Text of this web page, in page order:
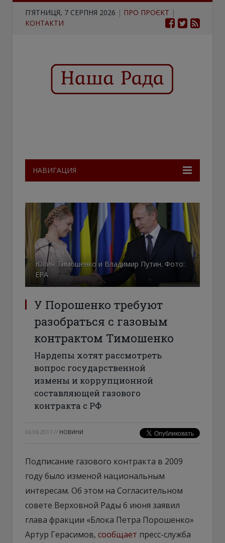
П'ЯТНИЦЯ, 7 СЕРПНЯ 2026 | ПРО ПРОЄКТ |
КОНТАКТИ
НАВИГАЦИЯ
Юлия Тимошенко и Владимир Путин. Фото:
ЕРА
У Порошенко требуют
разобраться с газовым
контрактом Тимошенко
Нардепы хотят рассмотреть
вопрос государственной
измены и коррупционной
составляющей газового
контракта с РФ
06.06.2017 // НОВИНИ
Подписание газового контракта в 2009
году было изменой национальным
интересам. Об этом на Согласительном
совете Верховной Рады 6 июня заявил
глава фракции «Блока Петра Порошенко»
Артур Герасимов, сообщает пресс-служба